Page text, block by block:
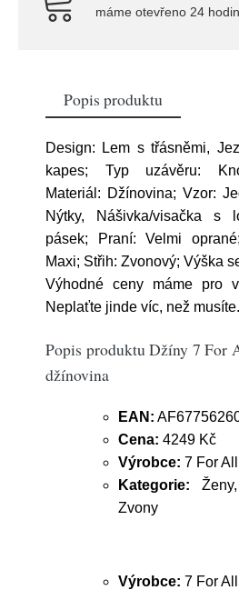
máme otevřeno 24
Popis produktu
Design: Lem s třásněmi,
kapes; Typ uzávěru:
Materiál: Džínovina; Vzor:
Nýtky, Nášivka/visačka s
pásek; Praní: Velmi
Maxi; Střih: Zvonový; Výška
Výhodné ceny máme pro
Neplaťte jinde víc, než musíte.
Popis produktu Džíny 7 For
džínovina
EAN:
Cena: 4249 Kč
Výrobce: 7 For
Kategorie:
Zvony
Výrobce: 7 For